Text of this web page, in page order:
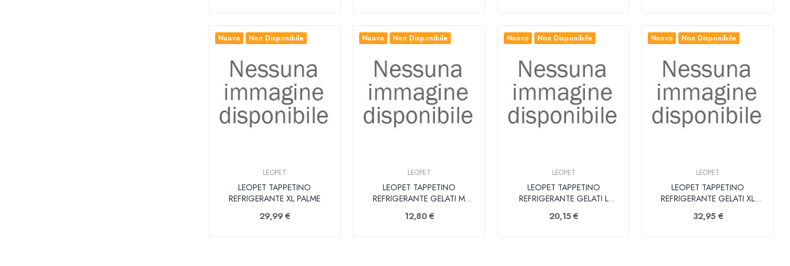
Nuovo Non Disponibile
LEOPET
LEOPET TAPPETINO
REFRIGERANTE XL PALME
29,99 €
Nuovo Non Disponibile
LEOPET
LEOPET TAPPETINO
REFRIGERANTE GELATI M
65X50
12,80 €
Nuovo Non Disponibile
LEOPET
LEOPET TAPPETINO
REFRIGERANTE GELATI L
90X50
20,15 €
Nuovo Non Disponibile
LEOPET
LEOPET TAPPETINO
REFRIGERANTE GELATI XL
32,95 €